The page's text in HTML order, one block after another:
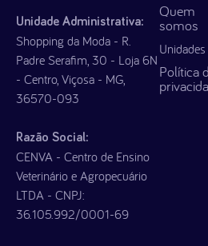
Unidade Administrativa:
Shopping da Moda - R.
Padre Serafim, 30 - Loja 6N
- Centro, Viçosa - MG,
36570-093
Razão Social:
CENVA - Centro de Ensino
Veterinário e Agropecuário
LTDA - CNPJ:
36.105.992/0001-69
Quem
somos
Unidades
Política